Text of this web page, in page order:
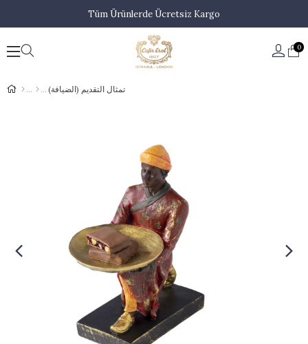
Tüm Ürünlerde Ücretsiz Kargo
0
تمثال التقديم (الضيافة)